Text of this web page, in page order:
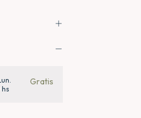
Gratis